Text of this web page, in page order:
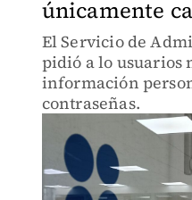
únicamente
El Servicio de
pidió a lo usuarios
información
contraseñas.